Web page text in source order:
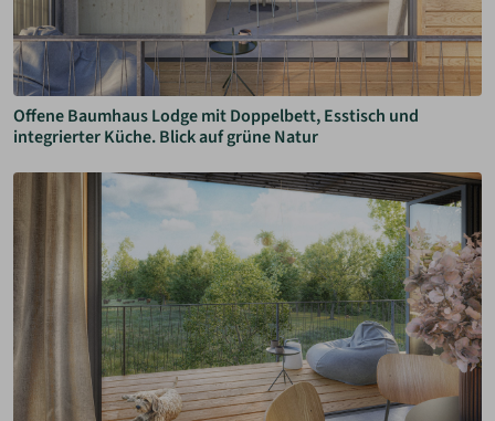
Offene Baumhaus Lodge mit Doppelbett, Esstisch und
integrierter Küche. Blick auf grüne Natur